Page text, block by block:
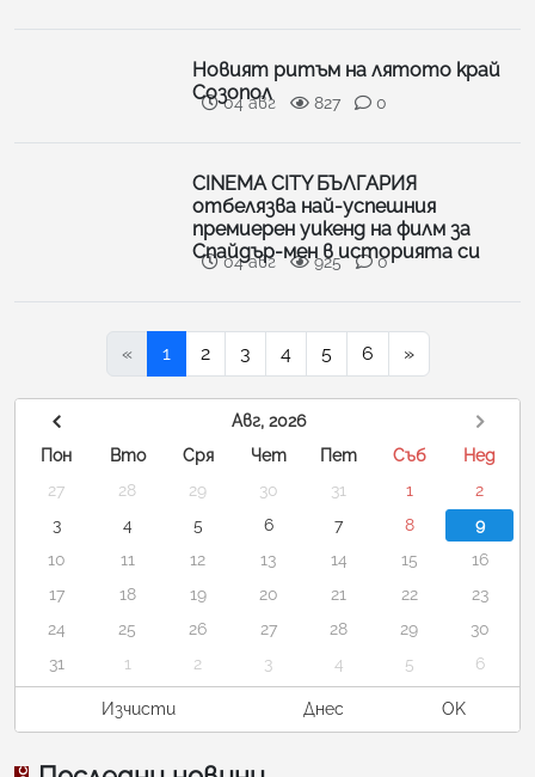
Новият ритъм на лятото край
Созопол
04 авг 827 0
CINEMA CITY БЪЛГАРИЯ
отбелязва най-успешния
премиерен уикенд на филм за
Спайдър-мен в историята си
04 авг 925 0
« 1 2 3 4 5 6 »
Авг, 2026
Пон
Вто Сря Чет Пет Съб
Нед
27
28 29 30 31 1
2
3
4 5 6 7 8
9
10
11 12 13 14 15
16
17
18 19 20 21 22
23
24
25 26 27 28 29
30
31
1 2 3 4 5 6
Изчисти Днес OK